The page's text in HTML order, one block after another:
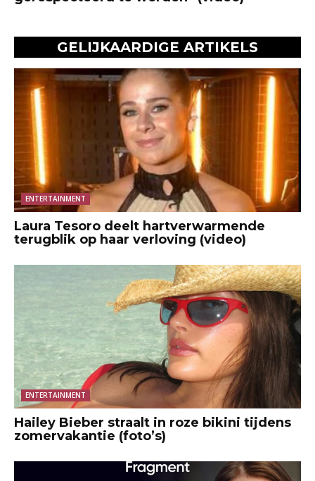
GELIJKAARDIGE ARTIKELS
ENTERTAINMENT
Laura Tesoro deelt hartverwarmende
terugblik op haar verloving (video)
ENTERTAINMENT
Hailey Bieber straalt in roze bikini tijdens
zomervakantie (foto’s)